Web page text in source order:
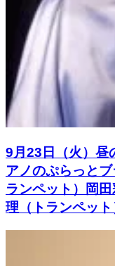
9月23日（火）昼
アノのぷらっと
ランペット）岡
理（トランペット